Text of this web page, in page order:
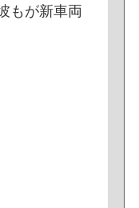
もが新車両